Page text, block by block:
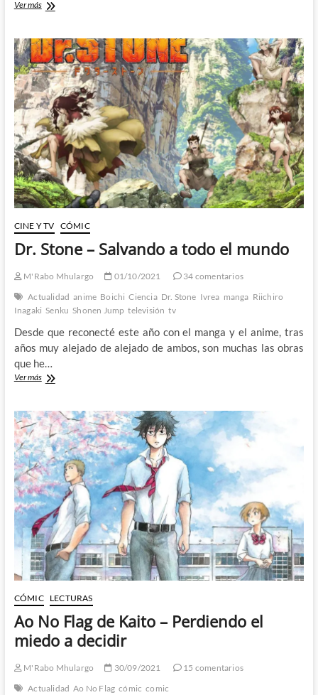
Ver másSummer
–
Misterio
y
acción
en
uno
de
mis
animes
favoritos
del
año
CINE Y TV CÓMIC
Dr. Stone – Salvando a todo el mundo
M'Rabo Mhulargo 01/10/2021
34 comentarios
Actualidad anime Boichi Ciencia Dr. Stone Ivrea manga Riichiro
Inagaki Senku Shonen Jump televisión tv
Desde que reconecté este año con el manga y el anime, tras
años muy alejado de alejado de ambos, son muchas las obras
que he…
Ver másDr.
Salvando
a
todo
el
mundo
CÓMIC LECTURAS
Ao No Flag de Kaito – Perdiendo el
miedo a decidir
M'Rabo Mhulargo 30/09/2021
15 comentarios
Actualidad Ao No Flag cómic comic